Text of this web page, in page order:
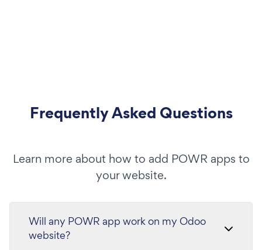
Frequently Asked Questions
Learn more about how to add POWR apps to
your website.
Will any POWR app work on my Odoo
website?